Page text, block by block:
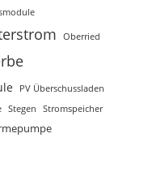
Oberried
PV Überschussladen
Stegen
Stromspeicher